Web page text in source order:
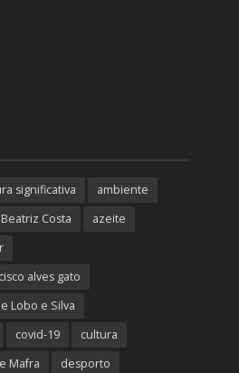
significativa
ambiente
Costa
azeite
alves gato
Lobo e Silva
covid-19
cultura
Mafra
desporto